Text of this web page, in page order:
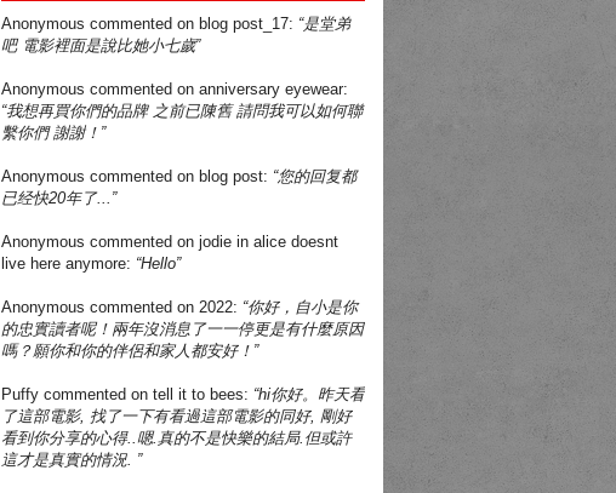
Anonymous commented on blog post_17: “是堂弟
吧 電影裡面是說比她小七歲”
Anonymous commented on anniversary eyewear:
“我想再買你們的品牌 之前已陳舊 請問我可以如何聯
繫你們 謝謝！”
Anonymous commented on blog post: “您的回复都
已经快20年了...”
Anonymous commented on jodie in alice doesnt
live here anymore: “Hello”
Anonymous commented on 2022: “你好，自小是你
的忠實讀者呢！兩年沒消息了一一停更是有什麼原因
嗎？願你和你的伴侶和家人都安好！”
Puffy commented on tell it to bees: “hi你好。昨天看
了這部電影, 找了一下有看過這部電影的同好, 剛好
看到你分享的心得..嗯.真的不是快樂的結局.但或許
這才是真實的情況. ”